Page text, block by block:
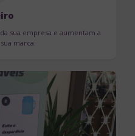
sua empresa e aumentam a
marca.